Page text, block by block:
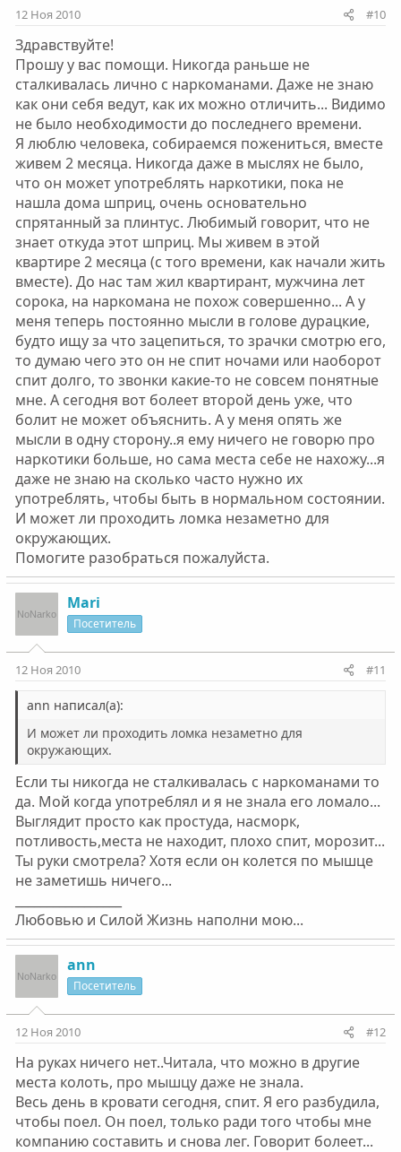
12 Ноя 2010 #10
Здравствуйте!
Прошу у вас помощи. Никогда раньше не
сталкивалась лично с наркоманами. Даже не знаю
как они себя ведут, как их можно отличить... Видимо
не было необходимости до последнего времени.
Я люблю человека, собираемся пожениться, вместе
живем 2 месяца. Никогда даже в мыслях не было,
что он может употреблять наркотики, пока не
нашла дома шприц, очень основательно
спрятанный за плинтус. Любимый говорит, что не
знает откуда этот шприц. Мы живем в этой
квартире 2 месяца (с того времени, как начали жить
вместе). До нас там жил квартирант, мужчина лет
сорока, на наркомана не похож совершенно... А у
меня теперь постоянно мысли в голове дурацкие,
будто ищу за что зацепиться, то зрачки смотрю его,
то думаю чего это он не спит ночами или наоборот
спит долго, то звонки какие-то не совсем понятные
мне. А сегодня вот болеет второй день уже, что
болит не может объяснить. А у меня опять же
мысли в одну сторону..я ему ничего не говорю про
наркотики больше, но сама места себе не нахожу...я
даже не знаю на сколько часто нужно их
употреблять, чтобы быть в нормальном состоянии.
И может ли проходить ломка незаметно для
окружающих.
Помогите разобраться пожалуйста.
Mari
Посетитель
12 Ноя 2010 #11
ann написал(а):
И может ли проходить ломка незаметно для
окружающих.
Если ты никогда не сталкивалась с наркоманами то
да. Мой когда употреблял и я не знала его ломало...
Выглядит просто как простуда, насморк,
потливость,места не находит, плохо спит, морозит...
Ты руки смотрела? Хотя если он колется по мышце
не заметишь ничего...
Любовью и Силой Жизнь наполни мою...
ann
Посетитель
12 Ноя 2010 #12
На руках ничего нет..Читала, что можно в другие
места колоть, про мышцу даже не знала.
Весь день в кровати сегодня, спит. Я его разбудила,
чтобы поел. Он поел, только ради того чтобы мне
компанию составить и снова лег. Говорит болеет...